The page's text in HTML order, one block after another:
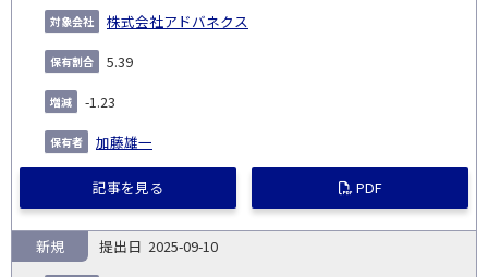
株式会社アドバネクス
5.39
-1.23
加藤雄一
記事を見る PDF
2025-09-10
新規